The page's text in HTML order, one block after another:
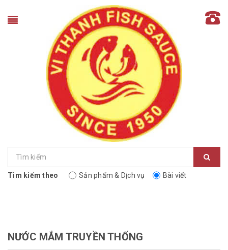
Tìm kiếm theo Sản phẩm & Dịch vụ Bài viết
NƯỚC MẮM TRUYỀN THỐNG